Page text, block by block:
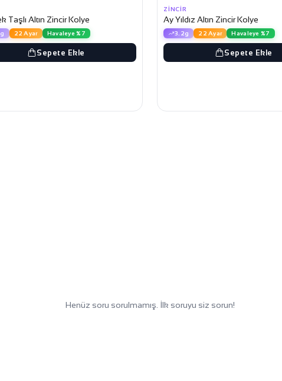
Taşlı Altın Zincir Kolye
22 Ayar Havaleye %7
Sepete Ekle
ZINCIR
Ay Yıldız Altın Zincir Kolye
3.2g 22 Ayar Havaleye %7
Sepete Ekle
Henüz soru sorulmamış. İlk soruyu siz sorun!